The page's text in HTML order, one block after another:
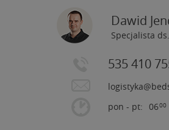
Dawid
Specjalista
535 410
pon - pt: 0600